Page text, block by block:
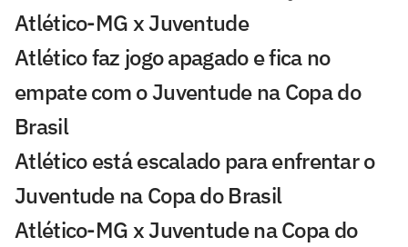
Atlético-MG x Juventude
Atlético faz jogo apagado e fica no
empate com o Juventude na Copa do
Brasil
Atlético está escalado para enfrentar o
Juventude na Copa do Brasil
Atlético-MG x Juventude na Copa do